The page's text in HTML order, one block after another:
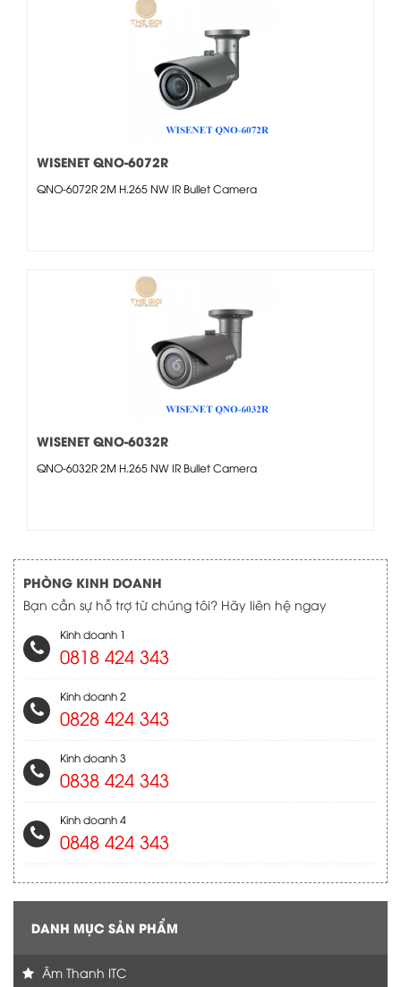
WISENET QNO-6072R
QNO-6072R 2M H.265 NW IR Bullet Camera
WISENET QNO-6032R
QNO-6032R 2M H.265 NW IR Bullet Camera
PHÒNG KINH DOANH
Bạn cần sự hỗ trợ từ chúng tôi? Hãy liên hệ ngay
Kinh doanh 1
0818 424 343
Kinh doanh 2
0828 424 343
Kinh doanh 3
0838 424 343
Kinh doanh 4
0848 424 343
DANH MỤC SẢN PHẨM
Âm Thanh ITC